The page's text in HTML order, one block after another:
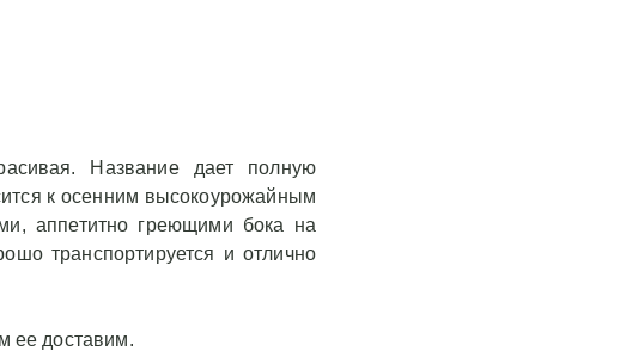
Название дает полную
к осенним высокоурожайным
аппетитно греющими бока на
транспортируется и отлично
ее доставим.